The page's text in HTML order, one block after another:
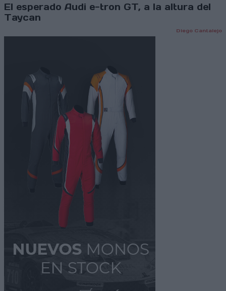
El esperado Audi e-tron GT, a la altura del
Taycan
Diego Cantalejo